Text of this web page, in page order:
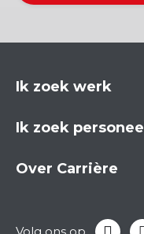
Ik zoek werk
Ik zoek personeel
Over Carrière